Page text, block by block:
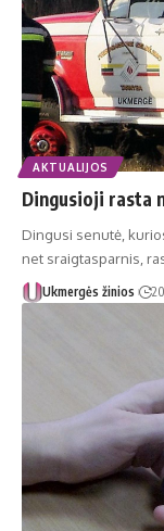
AKTUALIJOS
Dingusioji rasta
Dingusi senutė,
net sraigtasparnis,
Ukmergės žinios